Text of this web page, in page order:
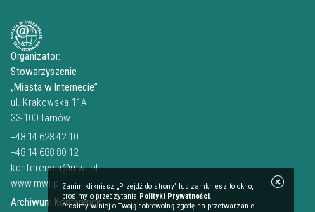
Organizator:
Stowarzyszenie
„Miasta w Internecie”
ul. Krakowska 11A
33-100 Tarnów
+48 14 628 42 10
+48 14 688 80 12
konferencja@mwi.pl
www.mwi.pl
Archiwum Konferencji:
Zanim klikniesz „Przejdź do strony” lub zamkniesz to okno,
prosimy o przeczytanie Polityki Prywatności.
Prosimy w niej o Twoją dobrowolną zgodę na przetwarzanie